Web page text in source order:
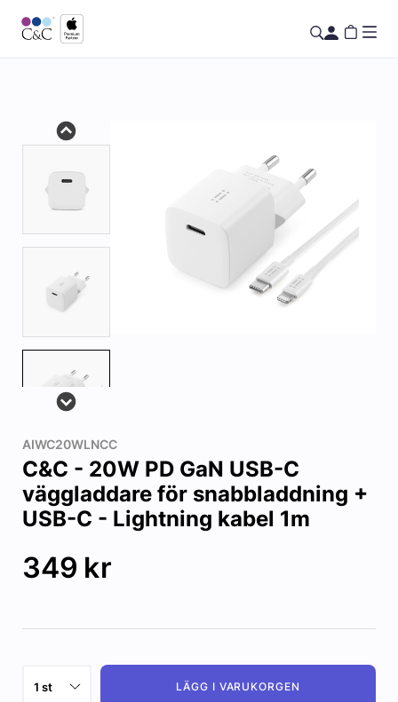
AIWC20WLNCC
C&C - 20W PD GaN USB-C
väggladdare för snabbladdning +
USB-C - Lightning kabel 1m
349 kr
LÄGG I VARUKORGEN